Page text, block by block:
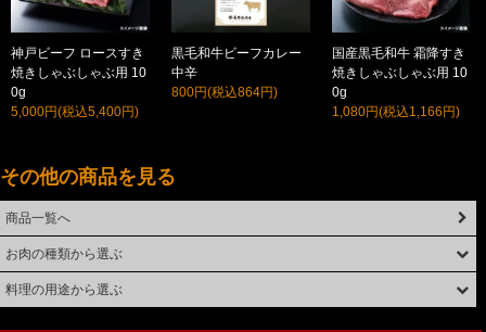
神戸ビーフ ロースすき
焼きしゃぶしゃぶ用 10
0g
5,000円(税込5,400円)
黒毛和牛ビーフカレー
中辛
800円(税込864円)
国産黒毛和牛 霜降すき
焼きしゃぶしゃぶ用 10
0g
1,080円(税込1,166円)
その他の商品を見る
商品一覧へ
お肉の種類から選ぶ
料理の用途から選ぶ